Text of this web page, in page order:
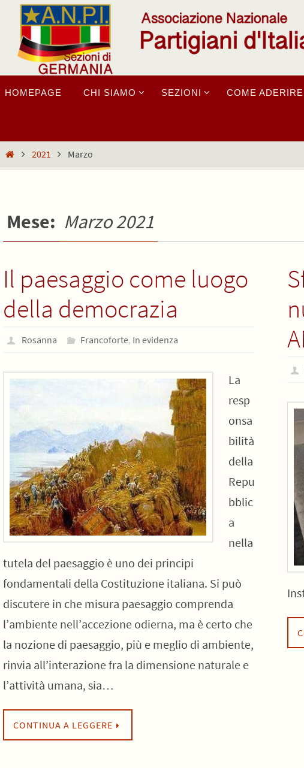
Salta
contenuto
alHOMEPAGE CHI SIAMO SEZIONI COME ADERIRE
Home2021 Marzo
Mese: Marzo 2021
Il paesaggio come luogo
della democrazia
Rosanna Francoforte, In evidenza
La
resp
onsa
bilità
della
Repu
bblic
a
nella
tutela del paesaggio è uno dei principi
fondamentali della Costituzione italiana. Si può
discutere in che misura paesaggio comprenda
l’ambiente nell’accezione odierna, ma è certo che
la nozione di paesaggio, più e meglio di ambiente,
rinvia all’interazione fra la dimensione naturale e
l’attività umana, sia…
CONTINUA A LEGGERE